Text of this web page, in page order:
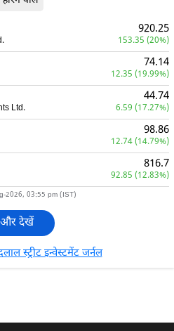
920.25
153.35 (20%)
74.14
12.35 (19.99%)
Ltd.
44.74
6.59 (17.27%)
98.86
12.74 (14.79%)
816.7
92.85 (12.83%)
2026, 03:55 pm (IST)
और देखें
स्ट्रीट इन्वेस्टमेंट जर्नल